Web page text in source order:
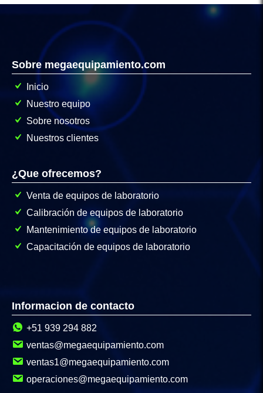
Sobre megaequipamiento.com
Inicio
Nuestro equipo
Sobre nosotros
Nuestros clientes
¿Que ofrecemos?
Venta de equipos de laboratorio
Calibración de equipos de laboratorio
Mantenimiento de equipos de laboratorio
Capacitación de equipos de laboratorio
Informacion de contacto
+51 939 294 882
ventas@megaequipamiento.com
ventas1@megaequipamiento.com
operaciones@megaequipamiento.com